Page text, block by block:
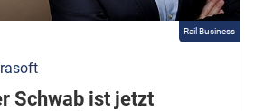
Rail Business
Schwab ist jetzt